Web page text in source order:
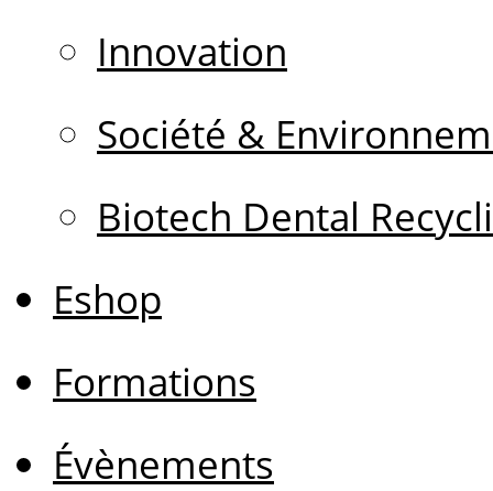
Innovation
Société &
Biotech Dental
Eshop
Formations
Évènements